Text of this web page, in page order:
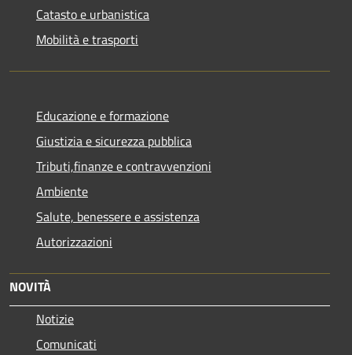
Catasto e urbanistica
Mobilità e trasporti
Educazione e formazione
Giustizia e sicurezza pubblica
Tributi,finanze e contravvenzioni
Ambiente
Salute, benessere e assistenza
Autorizzazioni
NOVITÀ
Notizie
Comunicati